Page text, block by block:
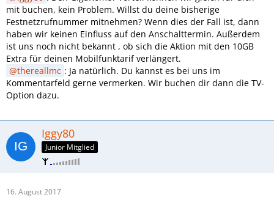
mit buchen, kein Problem. Willst du deine bisherige
Festnetzrufnummer mitnehmen? Wenn dies der Fall ist, dann
haben wir keinen Einfluss auf den Anschalttermin. Außerdem
ist uns noch nicht bekannt , ob sich die Aktion mit den 10GB
Extra für deinen Mobilfunktarif verlängert.
thereallmc : Ja natürlich. Du kannst es bei uns im
Kommentarfeld gerne vermerken. Wir buchen dir dann die TV-
Option dazu.
Iggy80
Junior Mitglied
16. August 2017